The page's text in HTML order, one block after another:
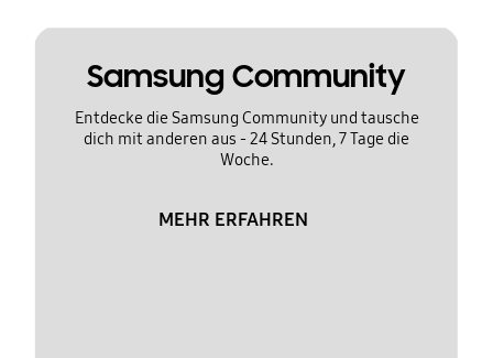
Samsung Community
Entdecke die Samsung Community und tausche
dich mit anderen aus - 24 Stunden, 7 Tage die
Woche.
MEHR ERFAHREN